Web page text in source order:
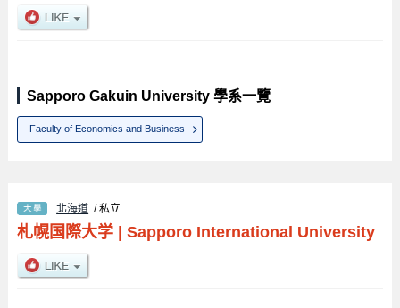
Sapporo Gakuin University 學系一覽
Faculty of Economics and Business
北海道 / 私立
札幌国際大学| Sapporo International University